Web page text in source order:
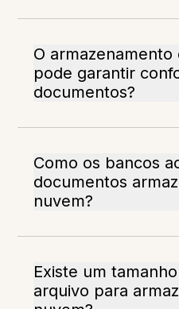
O armazenamento
pode garantir
documentos?
Como os bancos
documentos
nuvem?
Existe um
arquivo para